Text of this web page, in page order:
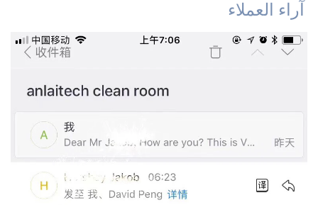
آراء العملاء